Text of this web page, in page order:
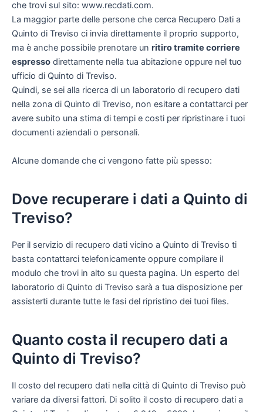
che trovi sul sito: www.recdati.com.
La maggior parte delle persone che cerca Recupero Dati a
Quinto di Treviso ci invia direttamente il proprio supporto,
ma è anche possibile prenotare un ritiro tramite corriere
espresso direttamente nella tua abitazione oppure nel tuo
ufficio di Quinto di Treviso.
Quindi, se sei alla ricerca di un laboratorio di recupero dati
nella zona di Quinto di Treviso, non esitare a contattarci per
avere subito una stima di tempi e costi per ripristinare i tuoi
documenti aziendali o personali.
Alcune domande che ci vengono fatte più spesso:
Dove recuperare i dati a Quinto di
Treviso?
Per il servizio di recupero dati vicino a Quinto di Treviso ti
basta contattarci telefonicamente oppure compilare il
modulo che trovi in alto su questa pagina. Un esperto del
laboratorio di Quinto di Treviso sarà a tua disposizione per
assisterti durante tutte le fasi del ripristino dei tuoi files.
Quanto costa il recupero dati a
Quinto di Treviso?
Il costo del recupero dati nella città di Quinto di Treviso può
variare da diversi fattori. Di solito il costo di recupero dati a